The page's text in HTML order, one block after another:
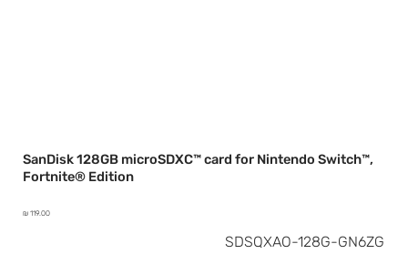
SanDisk 128GB microSDXC™ card for Nintendo Switch™,
Fortnite® Edition
מחיר ‏119.00 ‏₪
SDSQXAO-128G-GN6ZG